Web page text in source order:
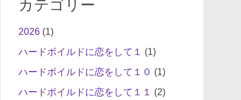
カテゴリー
2026(1)
ハードボイルドに恋をして１
(1)
ハードボイルドに恋をして１０ (1)
ハードボイルドに恋をして１１
(2)